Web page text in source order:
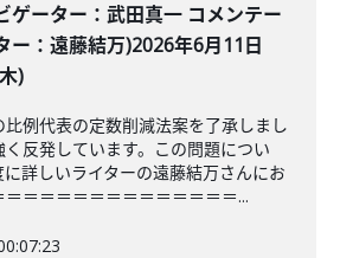
ゲーター：武田真一 コメンテー
ー：遠藤結万)2026年6月11日
)
比例代表の定数削減法案を了承しまし
反発しています。この問題につい
詳しいライターの遠藤結万さんにお
＝＝＝＝＝＝＝＝＝＝＝＝＝...